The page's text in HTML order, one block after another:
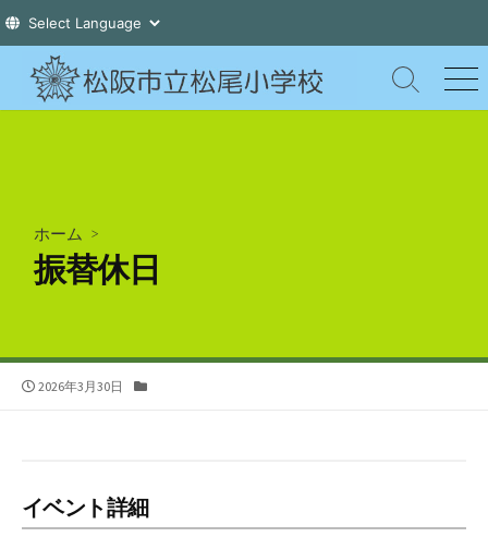
テ
検
索
メ
ニ
ホーム >
振替休日
公
2026年3月30日
イベント詳細